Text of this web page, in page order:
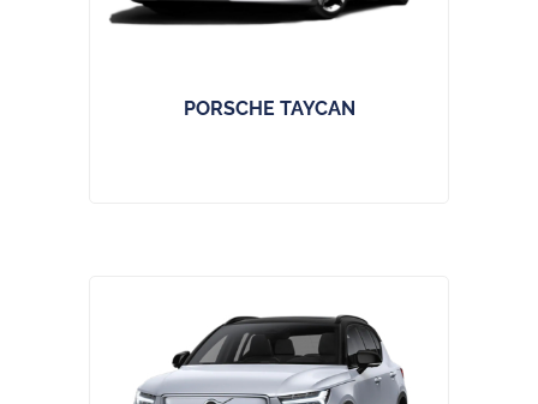
PORSCHE TAYCAN